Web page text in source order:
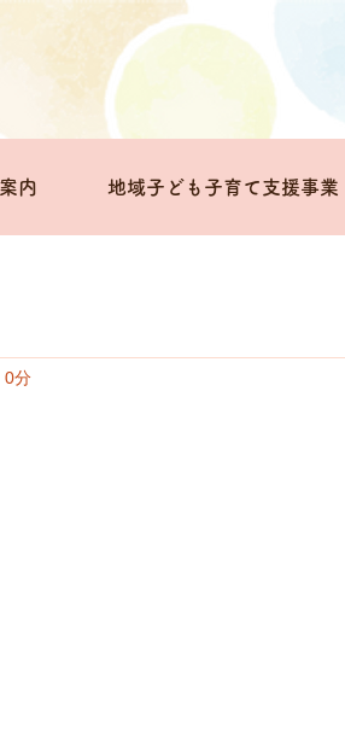
内 地域子ども子育て支援事業
0分